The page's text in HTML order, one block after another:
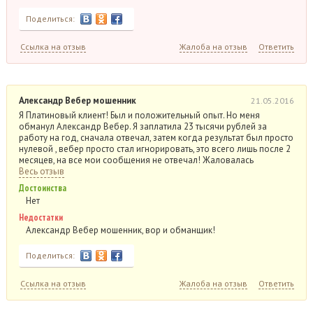
Поделиться:
Ссылка на отзыв Жалоба на отзыв Ответить
Александр Вебер мошенник 21.05.2016
Я Платиновый клиент! Был и положительный опыт. Но меня
обманул Александр Вебер. Я заплатила 23 тысячи рублей за
работу на год, сначала отвечал, затем когда результат был просто
нулевой , вебер просто стал игнорировать, это всего лишь после 2
месяцев, на все мои сообщения не отвечал! Жаловалась
Весь отзыв
Достоинства
Нет
Недостатки
Александр Вебер мошенник, вор и обманщик!
Поделиться:
Ссылка на отзыв Жалоба на отзыв Ответить